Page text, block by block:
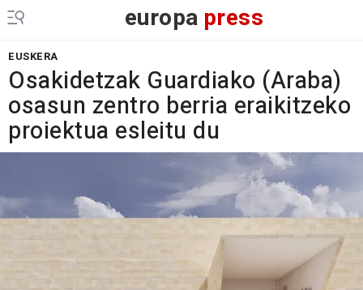
europa press
EUSKERA
Osakidetzak Guardiako (Araba)
osasun zentro berria eraikitzeko
proiektua esleitu du